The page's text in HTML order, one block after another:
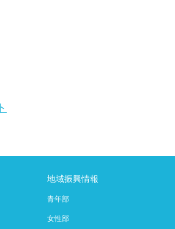
地域振興情報
青年部
女性部